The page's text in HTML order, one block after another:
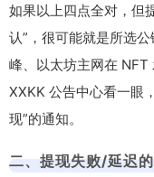
如果以上四点全对，但
认”，很可能就是所选
峰、以太坊主网在 NFT
XXKK 公告中心看一眼
现”的通知。
二、提现失败/延迟